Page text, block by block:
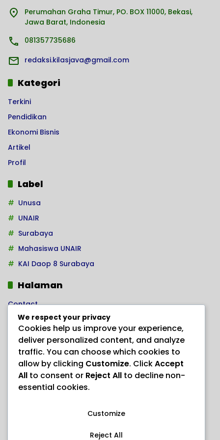
Perumahan Graha Timur, PO. BOX 11000, Bekasi,
Jawa Barat, Indonesia
081357735686
redaksi.kilasjava@gmail.com
Kategori
Terkini
Pendidikan
Ekonomi Bisnis
Artikel
Profil
Label
Unusa
UNAIR
Surabaya
Mahasiswa UNAIR
KAI Daop 8 Surabaya
Halaman
Contact
Home
Kode Etik Jurnalistik
Pedoman Hak Jawab
Pedoman Media Siber
PRODUK HERBAL AJAIB “ANAYL STORE”
We respect your privacy
Cookies help us improve your experience,
deliver personalized content, and analyze
traffic. You can choose which cookies to
allow by clicking Customize. ClickAccept
All to consent or Reject All to decline non-
essential cookies.
Customize
Reject All